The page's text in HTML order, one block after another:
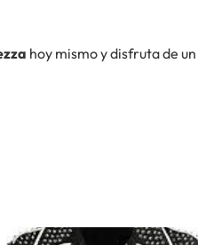
hoy mismo y disfruta de un